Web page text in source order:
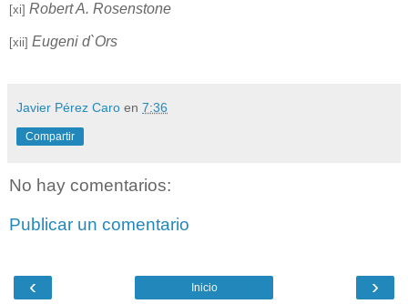
[xi] Robert A. Rosenstone
[xii] Eugeni d`Ors
Javier Pérez Caro en 7:36
Compartir
No hay comentarios:
Publicar un comentario
‹ ›
Inicio